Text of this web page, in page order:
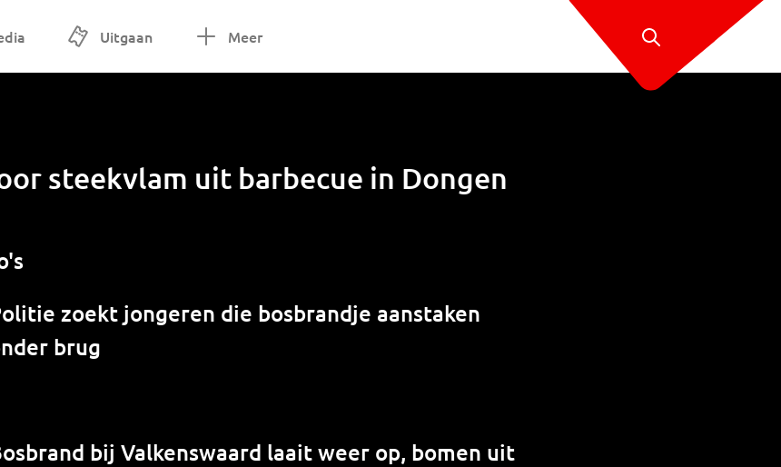
Uitgaan Meer
steekvlam uit barbecue in Dongen
zoekt jongeren die bosbrandje aanstaken
brug
bij Valkenswaard laait weer op, bomen uit